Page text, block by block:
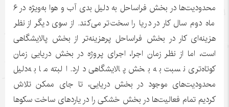
محدودیت‌ها در بخش فراساحل به دلیل بدی آب و هوا به‌ویژه در ۶
ماه دوم سال کار در دریا را سخت‌تر می‌کند. از سوی دیگر از نظر
هزینه‌ای کار در بخش فراساحل پرهزینه‌تر از بخش پالایشگاهی
است، اما از نظر زمان اجرا، اجرای پروژه در بخش دریایی زمان
کوتاه‌تری نسبت به بخش پالایشگاهی دارد. البته ما به‌دلیل
محدودیت‌های موجود در بخش دریایی، تا جای ممکن تلاش
کردیم تمام فعالیت‌ها در بخش خشکی را در یاردهای ساخت سکوها